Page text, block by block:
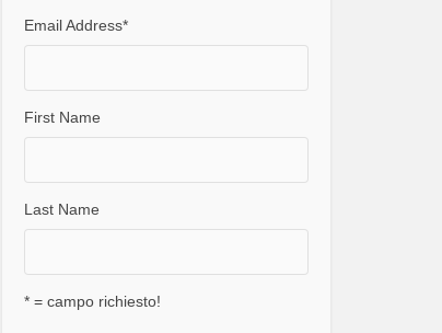
Email Address*
First Name
Last Name
* = campo richiesto!